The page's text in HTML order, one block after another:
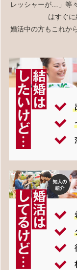
レッシャーが…」等
はすぐに
婚活中の方もこれか